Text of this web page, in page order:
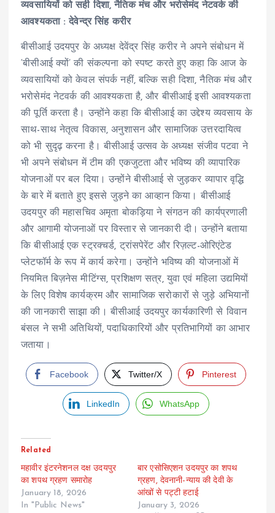
व्यवसायियों को सही दिशा, नैतिक मंच और भरोसेमंद नेटवर्क की
आवश्यकता : देवेन्द्र सिंह करीर
बीसीआई उदयपुर के अध्यक्ष देवेंद्र सिंह करीर ने अपने संबोधन में
‘बीसीआई क्यों’ की संकल्पना को स्पष्ट करते हुए कहा कि आज के
व्यवसायियों को केवल संपर्क नहीं, बल्कि सही दिशा, नैतिक मंच और
भरोसेमंद नेटवर्क की आवश्यकता है, और बीसीआई इसी आवश्यकता
की पूर्ति करता है। उन्होंने कहा कि बीसीआई का उद्देश्य व्यवसाय के
साथ-साथ नेतृत्व विकास, अनुशासन और सामाजिक उत्तरदायित्व
को भी सुदृढ़ करना है। बीसीआई उत्सव के अध्यक्ष संजीव पटवा ने
भी अपने संबोधन में टीम की एकजुटता और भविष्य की व्यापारिक
योजनाओं पर बल दिया। उन्होंने बीसीआई से जुड़कर व्यापार वृद्धि
के बारे में बताते हुए इससे जुड़ने का आव्हान किया। बीसीआई
उदयपुर की महासचिव अमृता बोकड़िया ने संगठन की कार्यप्रणाली
और आगामी योजनाओं पर विस्तार से जानकारी दी। उन्होंने बताया
कि बीसीआई एक स्ट्रक्चर्ड, ट्रांसपेरेंट और रिज़ल्ट-ओरिएंटेड
प्लेटफॉर्म के रूप में कार्य करेगा। उन्होंने भविष्य की योजनाओं में
नियमित बिज़नेस मीटिंग्स, प्रशिक्षण सत्र, युवा एवं महिला उद्यमियों
के लिए विशेष कार्यक्रम और सामाजिक सरोकारों से जुड़े अभियानों
की जानकारी साझा की। बीसीआई उदयपुर कार्यकारिणी से विवान
बंसल ने सभी अतिथियों, पदाधिकारियों और प्रतिभागियों का आभार
जताया।
Facebook Twitter/X Pinterest
LinkedIn WhatsApp
Related
महावीर इंटरनेशनल दक्ष उदयपुर
का शपथ ग्रहण समारोह
January 18, 2026
In "Public News"
बार एसोसिएशन उदयपुर का शपथ
ग्रहण, देवनानी-न्याय की देवी के
आंखों से पट्टी हटाई
January 3, 2026